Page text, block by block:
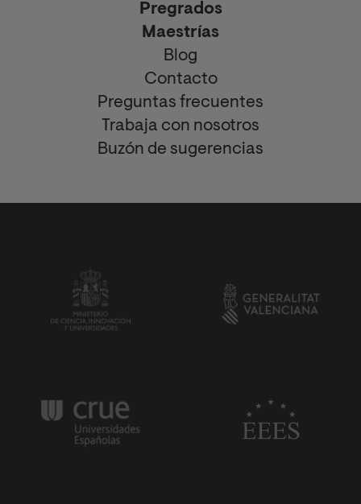
Pregrados
Maestrías
Blog
Contacto
Preguntas frecuentes
Trabaja con nosotros
Buzón de sugerencias